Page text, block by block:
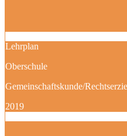
Lehrplan
Oberschule
Gemeinschaftskunde/
2019